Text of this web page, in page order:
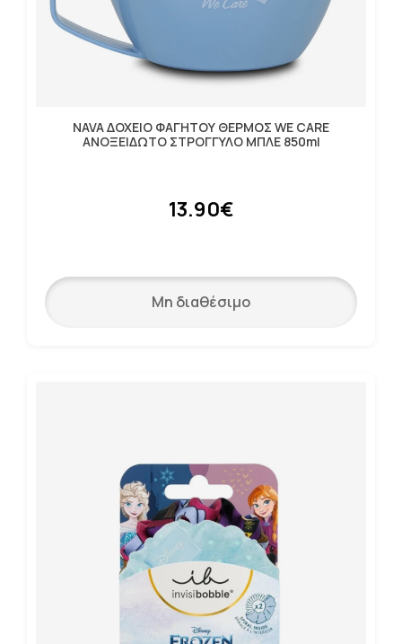
NAVA ΔΟΧΕΙΟ ΦΑΓΗΤΟΥ ΘΕΡΜΟΣ WE CARE
ΑΝΟΞΕΙΔΩΤΟ ΣΤΡΟΓΓΥΛΟ ΜΠΛΕ 850ml
13.90€
Μη διαθέσιμο